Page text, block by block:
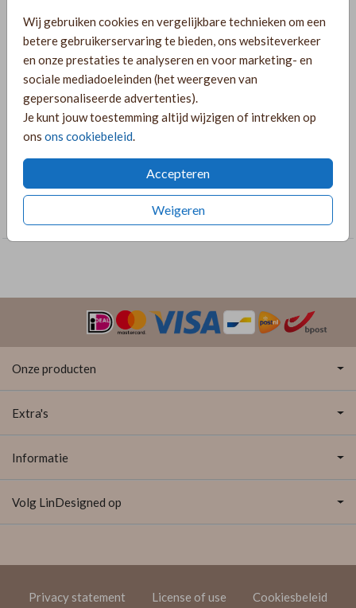
Wij gebruiken cookies en vergelijkbare technieken om een
betere gebruikerservaring te bieden, ons websiteverkeer
en onze prestaties te analyseren en voor marketing- en
sociale mediadoeleinden (het weergeven van
gepersonaliseerde advertenties).
Je kunt jouw toestemming altijd wijzigen of intrekken op
ons ons cookiebeleid.
Accepteren
Weigeren
PRODUCTINFORMATIE
OMSCHRIJVING
Drie detail kaartjes voor bij je trouwkaart. Pas het ontwerp
COLLECTIE
Rechthoekige labelkaarten
Onze producten
Extra's
Informatie
Volg LinDesigned op
Privacy statement License of use Cookiesbeleid